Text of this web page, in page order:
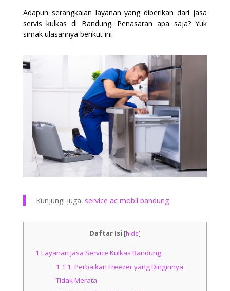
Adapun serangkaian layanan yang diberikan dari jasa
servis kulkas di Bandung. Penasaran apa saja? Yuk
simak ulasannya berikut ini
Kunjungi juga: service ac mobil bandung
Daftar Isi [hide]
1 Layanan Jasa Service Kulkas Bandung
1.1 1. Perbaikan Freezer yang Dinginnya
Tidak Merata